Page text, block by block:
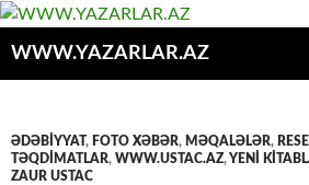
WWW.YAZARLAR.AZ
ƏDƏBİYYAT, FOTO XƏBƏR, MƏQALƏLƏR,
TƏQDİMATLAR, WWW.USTAC.AZ,YENİ
ZAUR USTAC